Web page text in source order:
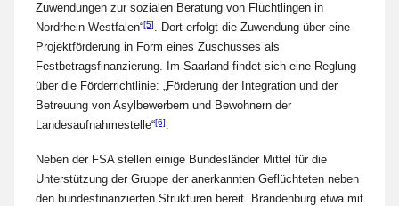
Zuwendungen zur sozialen Beratung von Flüchtlingen in
Nordrhein-Westfalen“[5]. Dort erfolgt die Zuwendung über eine
Projektförderung in Form eines Zuschusses als
Festbetragsfinanzierung. Im Saarland findet sich eine Reglung
über die Förderrichtlinie: „Förderung der Integration und der
Betreuung von Asylbewerbern und Bewohnern der
Landesaufnahmestelle“[6].
Neben der FSA stellen einige Bundesländer Mittel für die
Unterstützung der Gruppe der anerkannten Geflüchteten neben
den bundesfinanzierten Strukturen bereit. Brandenburg etwa mit